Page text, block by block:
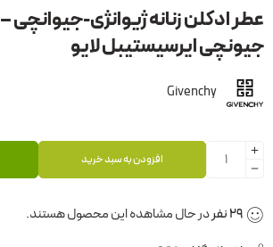
عطر ادکلن زنانه ژیوانژی-جیوانچی –
جیونچی ایرسیستیبل لایو
Givenchy
افزودن به سبد خرید
29نفردر حال مشاهده این محصول هستند.